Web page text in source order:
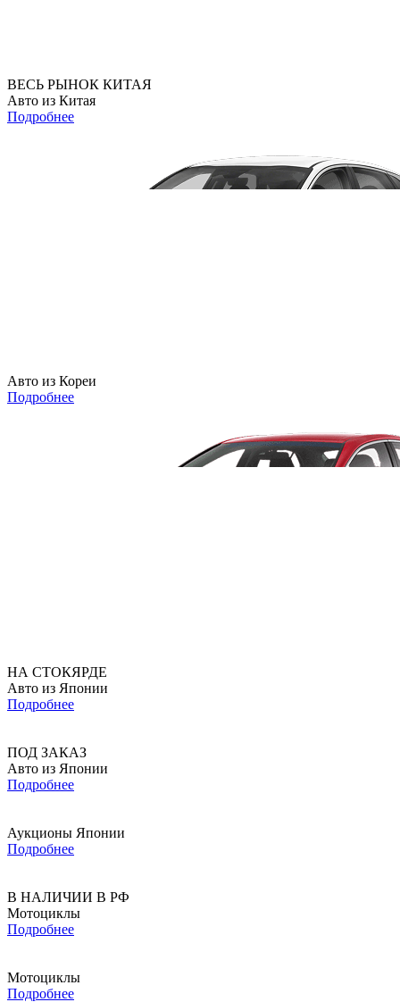
ВЕСЬ РЫНОК КИТАЯ
Авто из Китая
Подробнее
Авто из Кореи
Подробнее
НА СТОКЯРДЕ
Авто из Японии
Подробнее
ПОД ЗАКАЗ
Авто из Японии
Подробнее
Аукционы Японии
Подробнее
В НАЛИЧИИ В РФ
Мотоциклы
Подробнее
Мотоциклы
Подробнее